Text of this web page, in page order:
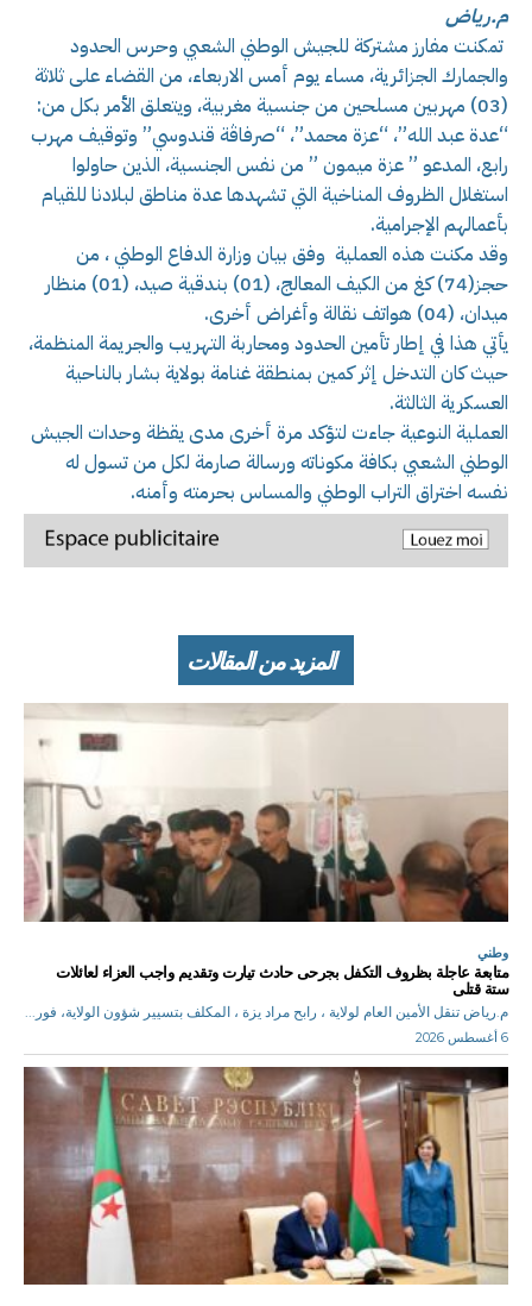
م.رياض
تمكنت مفارز مشتركة للجيش الوطني الشعبي وحرس الحدود
والجمارك الجزائرية، مساء يوم أمس الاربعاء، من القضاء على ثلاثة
(03) مهربين مسلحين من جنسية مغربية، ويتعلق الأمر بكل من:
“عدة عبد الله”، “عزة محمد”، “صرفاڤة قندوسي” وتوقيف مهرب
رابع، المدعو ” عزة ميمون ” من نفس الجنسية، الذين حاولوا
استغلال الظروف المناخية التي تشهدها عدة مناطق لبلادنا للقيام
بأعمالهم الإجرامية.
وقد مكنت هذه العملية وفق بيان وزارة الدفاع الوطني ، من
حجز(74) كغ من الكيف المعالج، (01) بندقية صيد، (01) منظار
ميدان، (04) هواتف نقالة وأغراض أخرى.
يأتي هذا في إطار تأمين الحدود ومحاربة التهريب والجريمة المنظمة،
حيث كان التدخل إثر كمين بمنطقة غنامة بولاية بشار بالناحية
العسكرية الثالثة.
العملية النوعية جاءت لتؤكد مرة أخرى مدى يقظة وحدات الجيش
الوطني الشعبي بكافة مكوناته ورسالة صارمة لكل من تسول له
نفسه اختراق التراب الوطني والمساس بحرمته وأمنه.
المزيد من المقالات
وطني
متابعة عاجلة بظروف التكفل بجرحى حادث تيارت وتقديم واجب العزاء لعائلات
ستة قتلى
م.رياض تنقل الأمين العام لولاية ، رابح مراد يزة ، المكلف بتسيير شؤون الولاية، فور...
6 أغسطس 2026